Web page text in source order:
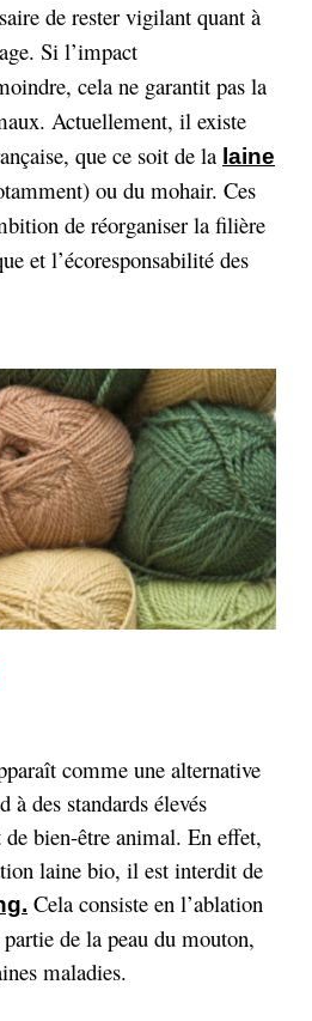
de rester vigilant quant à
Si l’impact
cela ne garantit pas la
Actuellement, il existe
que ce soit de la laine
ou du mohair. Ces
de réorganiser la filière
et l’écoresponsabilité des
comme une alternative
à des standards élevés
de bien-être animal. En effet,
laine bio, il est interdit de
Cela consiste en l’ablation
partie de la peau du mouton,
maladies.